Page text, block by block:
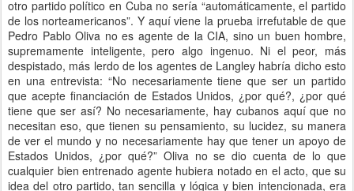
otro partido político en Cuba no sería “automáticamente, el partido
de los norteamericanos”. Y aquí viene la prueba irrefutable de que
Pedro Pablo Oliva no es agente de la CIA, sino un buen hombre,
supremamente inteligente, pero algo ingenuo. Ni el peor, más
despistado, más lerdo de los agentes de Langley habría dicho esto
en una entrevista: “No necesariamente tiene que ser un partido
que acepte financiación de Estados Unidos, ¿por qué?, ¿por qué
tiene que ser así? No necesariamente, hay cubanos aquí que no
necesitan eso, que tienen su pensamiento, su lucidez, su manera
de ver el mundo y no necesariamente hay que tener un apoyo de
Estados Unidos, ¿por qué?” Oliva no se dio cuenta de lo que
cualquier bien entrenado agente hubiera notado en el acto, que su
idea del otro partido, tan sencilla y lógica y bien intencionada, era